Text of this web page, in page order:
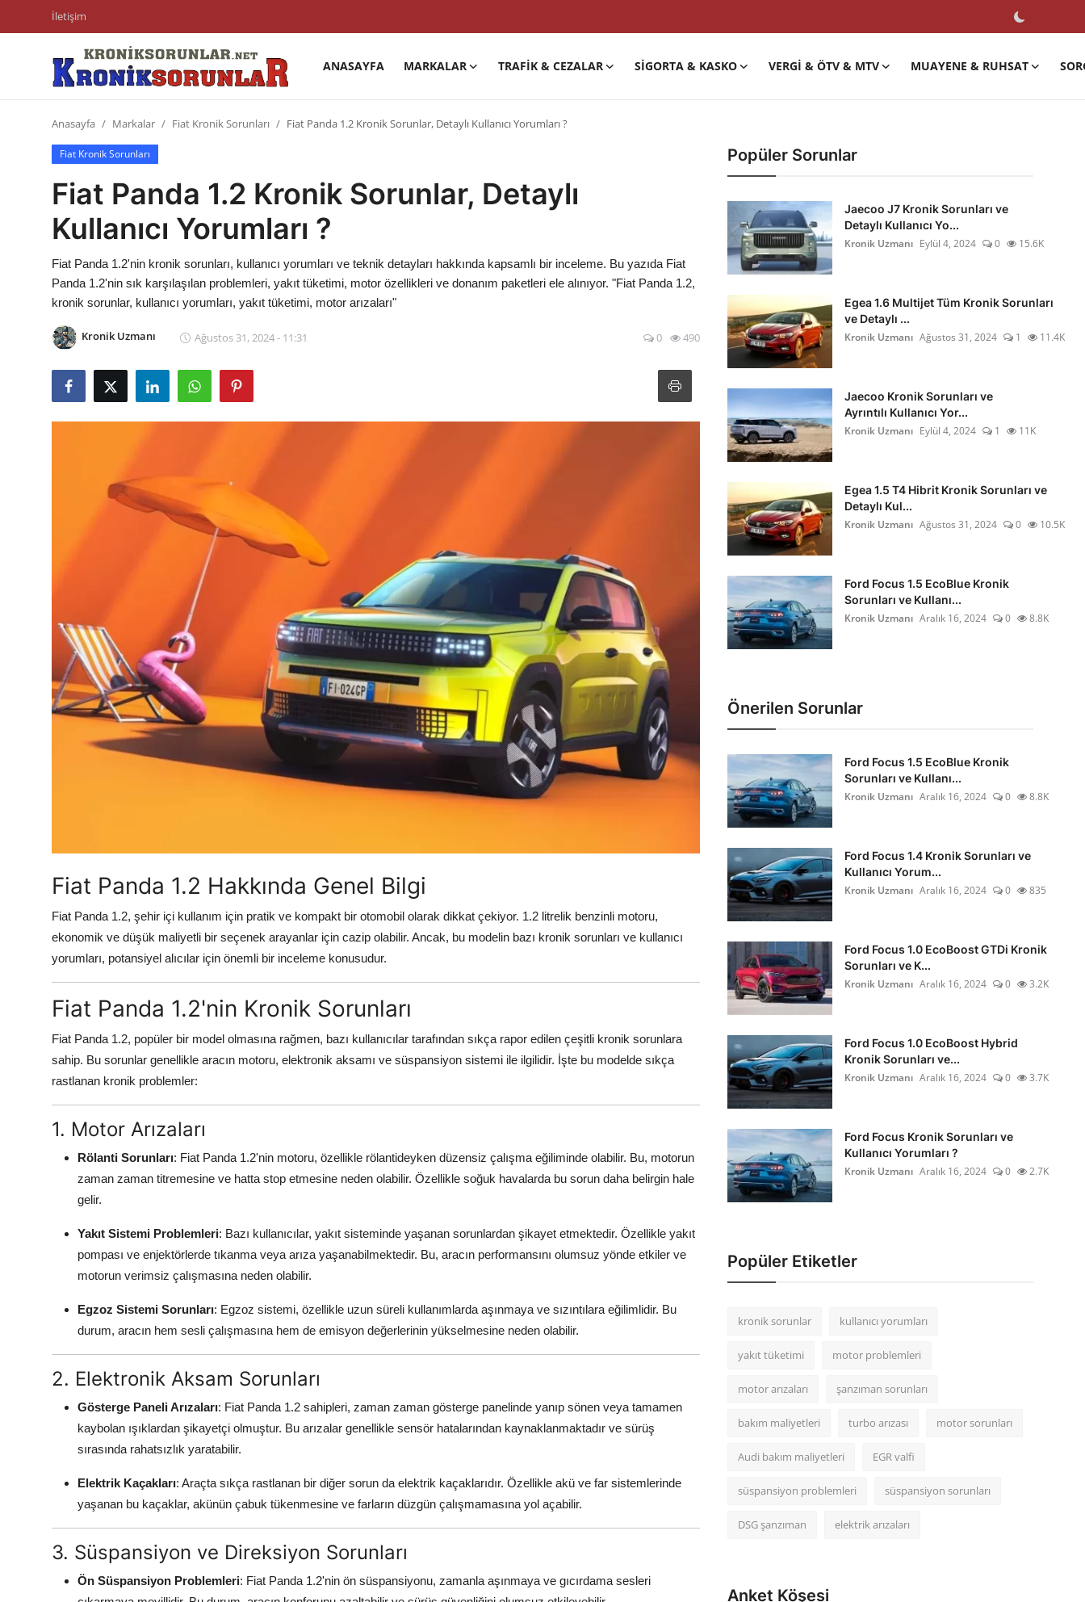
İletişim
ANASAYFA MARKALAR TRAFIK & CEZALAR SIGORTA & KASKO VERGI & ÖTV & MTV MUAYENE & RUHSAT
Trafik & Cezalar
Sigorta & Kasko
Vergi & ÖTV & MTV
Sorgulamalar
İkinci El & Alım-Satım
Bakım & Arıza Çözümleri
LPG & Yakıt
Elektrik & Akü
Klima & Konfor
Aydınlatma & Görüş
Anasayfa Markalar Fiat Kronik Sorunları Fiat Panda 1.2 Kronik Sorunlar, Detaylı Kullanıcı Yorumları ?
Fiat Kronik Sorunları
Fiat Panda 1.2 Kronik Sorunlar, Detaylı
Kullanıcı Yorumları ?
Fiat Panda 1.2'nin kronik sorunları, kullanıcı yorumları ve teknik detayları hakkında kapsamlı bir inceleme. Bu yazıda Fiat
Panda 1.2'nin sık karşılaşılan problemleri, yakıt tüketimi, motor özellikleri ve donanım paketleri ele alınıyor. "Fiat Panda 1.2,
kronik sorunlar, kullanıcı yorumları, yakıt tüketimi, motor arızaları"
Kronik Uzmanı Ağustos 31, 2024 - 11:31 0 490
Fiat Panda 1.2 Hakkında Genel Bilgi
Fiat Panda 1.2, şehir içi kullanım için pratik ve kompakt bir otomobil olarak dikkat çekiyor. 1.2 litrelik benzinli motoru,
ekonomik ve düşük maliyetli bir seçenek arayanlar için cazip olabilir. Ancak, bu modelin bazı kronik sorunları ve kullanıcı
yorumları, potansiyel alıcılar için önemli bir inceleme konusudur.
Fiat Panda 1.2'nin Kronik Sorunları
Fiat Panda 1.2, popüler bir model olmasına rağmen, bazı kullanıcılar tarafından sıkça rapor edilen çeşitli kronik sorunlara
sahip. Bu sorunlar genellikle aracın motoru, elektronik aksamı ve süspansiyon sistemi ile ilgilidir. İşte bu modelde sıkça
rastlanan kronik problemler:
1. Motor Arızaları
Rölanti Sorunları: Fiat Panda 1.2'nin motoru, özellikle rölantideyken düzensiz çalışma eğiliminde olabilir. Bu, motorun
zaman zaman titremesine ve hatta stop etmesine neden olabilir. Özellikle soğuk havalarda bu sorun daha belirgin hale
gelir.
Yakıt Sistemi Problemleri: Bazı kullanıcılar, yakıt sisteminde yaşanan sorunlardan şikayet etmektedir. Özellikle yakıt
pompası ve enjektörlerde tıkanma veya arıza yaşanabilmektedir. Bu, aracın performansını olumsuz yönde etkiler ve
motorun verimsiz çalışmasına neden olabilir.
Egzoz Sistemi Sorunları: Egzoz sistemi, özellikle uzun süreli kullanımlarda aşınmaya ve sızıntılara eğilimlidir. Bu
durum, aracın hem sesli çalışmasına hem de emisyon değerlerinin yükselmesine neden olabilir.
2. Elektronik Aksam Sorunları
Gösterge Paneli Arızaları: Fiat Panda 1.2 sahipleri, zaman zaman gösterge panelinde yanıp sönen veya tamamen
kaybolan ışıklardan şikayetçi olmuştur. Bu arızalar genellikle sensör hatalarından kaynaklanmaktadır ve sürüş
sırasında rahatsızlık yaratabilir.
Elektrik Kaçakları: Araçta sıkça rastlanan bir diğer sorun da elektrik kaçaklarıdır. Özellikle akü ve far sistemlerinde
yaşanan bu kaçaklar, akünün çabuk tükenmesine ve farların düzgün çalışmamasına yol açabilir.
3. Süspansiyon ve Direksiyon Sorunları
Ön Süspansiyon Problemleri: Fiat Panda 1.2'nin ön süspansiyonu, zamanla aşınmaya ve gıcırdama sesleri
Popüler Sorunlar
Jaecoo J7 Kronik Sorunları ve
Detaylı Kullanıcı Yo...
Kronik Uzmanı Eylül 4, 2024 0 15.6K
Egea 1.6 Multijet Tüm Kronik Sorunları
ve Detaylı ...
Kronik Uzmanı Ağustos 31, 2024 1 11.4K
Jaecoo Kronik Sorunları ve
Ayrıntılı Kullanıcı Yor...
Kronik Uzmanı Eylül 4, 2024 1 11K
Egea 1.5 T4 Hibrit Kronik Sorunları ve
Detaylı Kul...
Kronik Uzmanı Ağustos 31, 2024 0 10.5K
Ford Focus 1.5 EcoBlue Kronik
Sorunları ve Kullanı...
Kronik Uzmanı Aralık 16, 2024 0 8.8K
Önerilen Sorunlar
Ford Focus 1.5 EcoBlue Kronik
Sorunları ve Kullanı...
Kronik Uzmanı Aralık 16, 2024 0 8.8K
Ford Focus 1.4 Kronik Sorunları ve
Kullanıcı Yorum...
Kronik Uzmanı Aralık 16, 2024 0 835
Ford Focus 1.0 EcoBoost GTDi Kronik
Sorunları ve K...
Kronik Uzmanı Aralık 16, 2024 0 3.2K
Ford Focus 1.0 EcoBoost Hybrid
Kronik Sorunları ve...
Kronik Uzmanı Aralık 16, 2024 0 3.7K
Ford Focus Kronik Sorunları ve
Kullanıcı Yorumları ?
Kronik Uzmanı Aralık 16, 2024 0 2.7K
Popüler Etiketler
kronik sorunlar kullanıcı yorumları
yakıt tüketimi motor problemleri
motor arızaları şanzıman sorunları
bakım maliyetleri turbo arızası motor sorunları
Audi bakım maliyetleri EGR valfi
süspansiyon problemleri süspansiyon sorunları
DSG şanzıman elektrik arızaları
Anket Köşesi